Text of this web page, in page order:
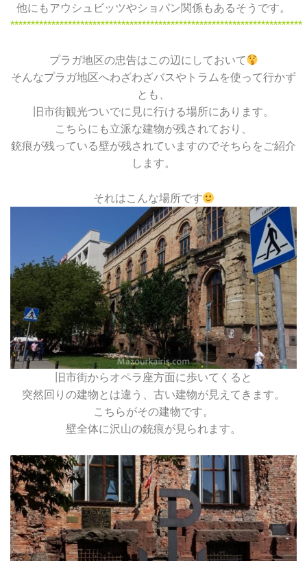
他にもアウシュビッツやショパン関係もあるそうです。
***********************************************************************
プラガ地区の忠告はこの辺にしておいて
そんなプラガ地区へわざわざバスやトラムを使って行かず
とも、
旧市街観光ついでに見に行ける場所にあります。
こちらにも立派な建物が残されており、
銃痕が残っている壁が残されていますのでそちらをご紹介
します。
それはこんな場所です
旧市街からオペラ座方面に歩いてくると
突然回りの建物とは違う、古い建物が見えてきます。
こちらがその建物です。
壁全体に沢山の銃痕が見られます。